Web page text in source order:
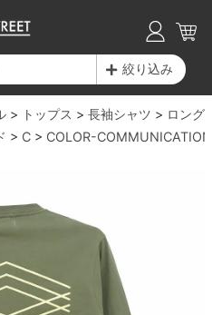
絞り込み
トップス 長袖シャツ
ロング
C COLOR-
当日発送！
料無料！
と20日は3倍！
当日発送！
料無料！
と20日は3倍！
デッキ）
当日発送！
料無料！
と20日は3倍！
のトラック）
当日発送！
料無料！
と20日は3倍！
のウィール）
ーミュラフォ
当日発送！
料無料！
と20日は3倍！
当日発送！
料無料！
と20日は3倍！
当日発送！
料無料！
と20日は3倍！
当日発送！
料無料！
と20日は3倍！
当日発送！
料無料！
と20日は3倍！
歴史